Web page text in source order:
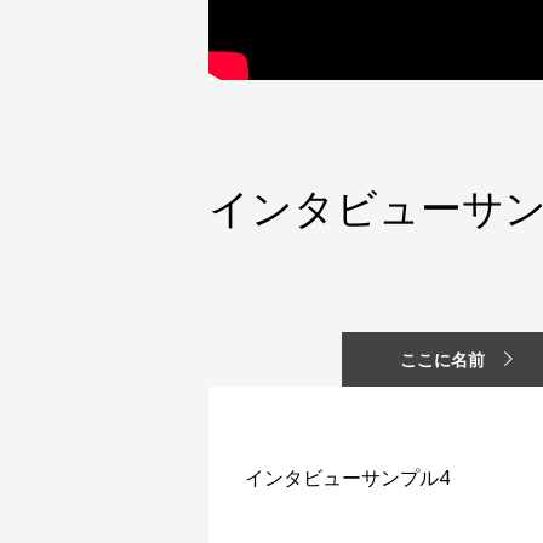
インタビューサ
ここに名前
インタビューサンプル4